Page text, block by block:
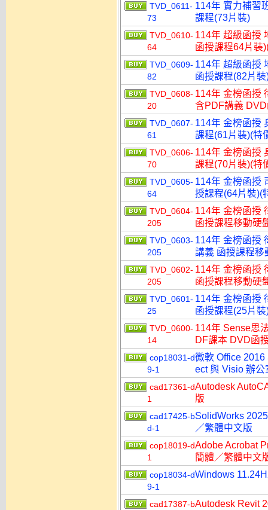
TVD_0611-
73
114年 實力補習
課程(73片裝)
TVD_0610-
64
114年 超級函授
函授課程64片裝
TVD_0609-
82
114年 超級函授
函授課程(82片
TVD_0608-
20
114年 金榜函授
含PDF講義
TVD_0607-
61
114年 金榜函授
課程(61片裝)(特
TVD_0606-
70
114年 金榜函授
課程(70片裝)(特
TVD_0605-
64
114年 金榜函授
授課程(64片裝)(
TVD_0604-
205
114年 金榜函授
函授課程移動硬
TVD_0603-
205
114年 金榜函授
講義 函授課程移
TVD_0602-
205
114年 金榜函授
函授課程移動硬
TVD_0601-
25
114年 金榜函授
函授課程(25片
TVD_0600-
14
114年 Sense思
DF課本 DVD函
cop18031-d
9-1
微軟 Office
ect 與 Visio 辦
cad17361-d
1
Autodesk
版
cad17425-b
d-1
SolidWorks
／繁體中文版
cop18019-d
1
Adobe Acrobat
簡體／繁體中文
cop18034-d
9-1
Windows
cad17387-bAutodesk Revit